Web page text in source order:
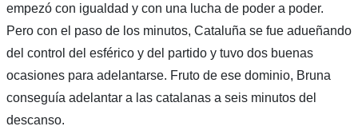
empezó con igualdad y con una lucha de poder a poder.
Pero con el paso de los minutos, Cataluña se fue adueñando
del control del esférico y del partido y tuvo dos buenas
ocasiones para adelantarse. Fruto de ese dominio, Bruna
conseguía adelantar a las catalanas a seis minutos del
descanso.